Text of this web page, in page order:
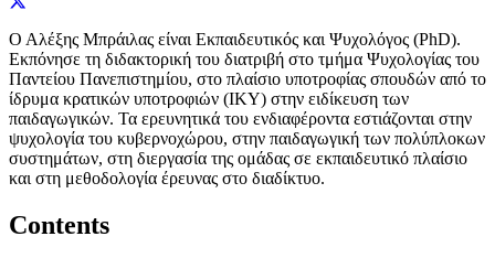
Ο Αλέξης Μπράιλας είναι Εκπαιδευτικός και Ψυχολόγος (PhD).
Εκπόνησε τη διδακτορική του διατριβή στο τμήμα Ψυχολογίας του
Παντείου Πανεπιστημίου, στο πλαίσιο υποτροφίας σπουδών από το
ίδρυμα κρατικών υποτροφιών (ΙΚΥ) στην ειδίκευση των
παιδαγωγικών. Τα ερευνητικά του ενδιαφέροντα εστιάζονται στην
ψυχολογία του κυβερνοχώρου, στην παιδαγωγική των πολύπλοκων
συστημάτων, στη διεργασία της ομάδας σε εκπαιδευτικό πλαίσιο
και στη μεθοδολογία έρευνας στο διαδίκτυο.
Contents